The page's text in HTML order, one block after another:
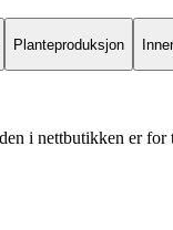
Planteproduksjon
i nettbutikken er for